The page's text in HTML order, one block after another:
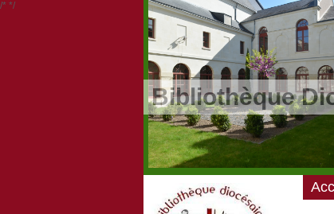
/* */
Bibliothèque